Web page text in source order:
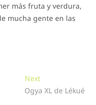
más fruta y verdura,
mucha gente en las
NextNext
post:
Ogya XL de Lékué